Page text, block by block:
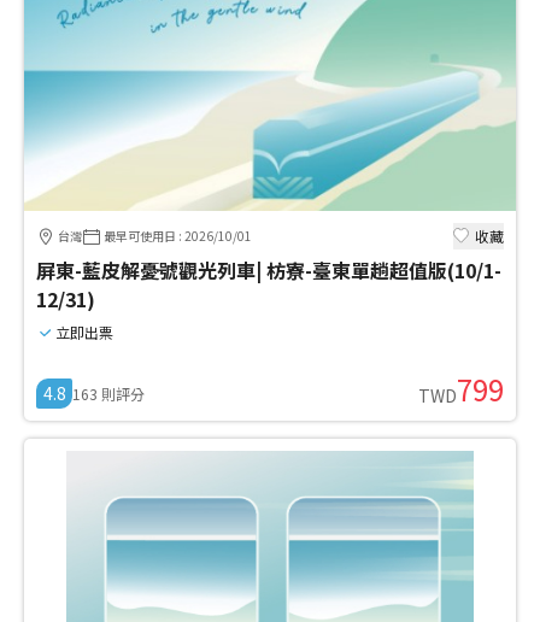
台灣 最早可使用日 : 2026/10/01 收藏
屏東-藍皮解憂號觀光列車| 枋寮-臺東單趟超值版(10/1-
12/31)
立即出票
4.8 163 則評分 TWD799